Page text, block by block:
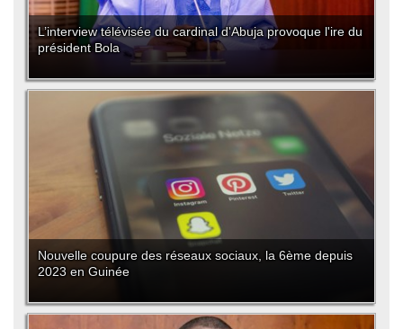
L’interview télévisée du cardinal d'Abuja provoque l'ire du
président Bola
Nouvelle coupure des réseaux sociaux, la 6ème depuis
2023 en Guinée